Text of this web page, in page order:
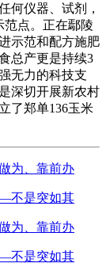
何仪器、试剂，
范点。正在鄢陵
示范和配方施肥
总产更是持续3
无力的科技支
深切开展新农村
了郑单136玉米
为、靠前办
不是突如其
为、靠前办
不是突如其